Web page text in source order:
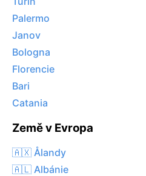
Palermo
Janov
Bologna
Florencie
Bari
Catania
Země v Evropa
🇦🇽 Ålandy
🇦🇱 Albánie